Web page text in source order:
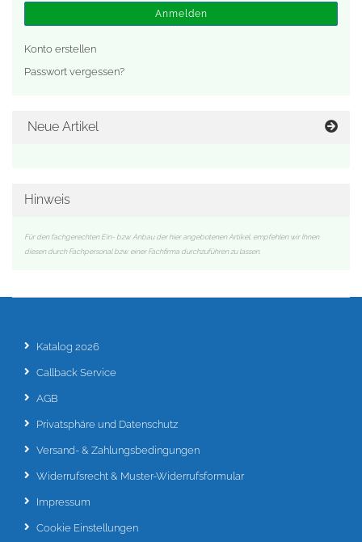
Anmelden
Konto erstellen
Passwort vergessen?
Neue Artikel
Hinweis
Für den fachgerechten Ein- bzw. Anbau der hier angebotenen Artikel, empfehlen wir Ihnen
diesen durch Fachpersonal bzw. einer Fachfirma durchzuführen zu lassen.
Katalog 2026
Callback Service
AGB
Privatsphäre und Datenschutz
Versand- & Zahlungsbedingungen
Widerrufsrecht & Muster-Widerrufsformular
Impressum
Cookie Einstellungen